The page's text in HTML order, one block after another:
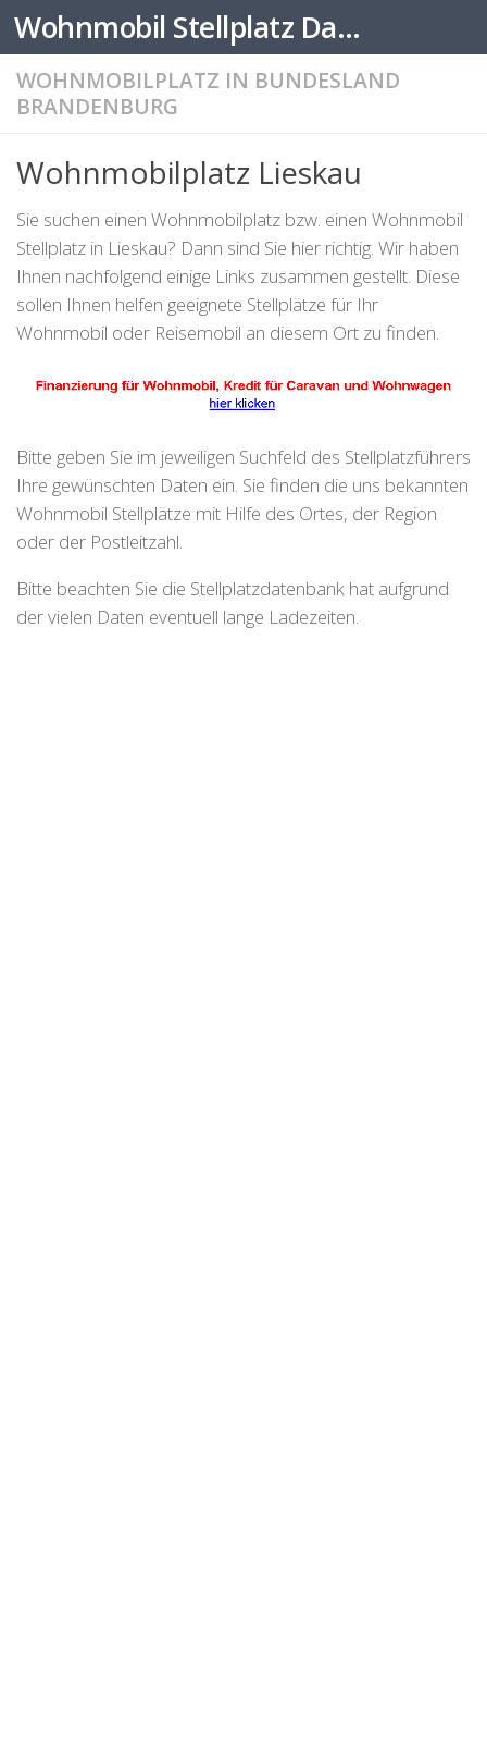
Zum Inhalt springen Wohnmobil Stellplatz Datenbank
WOHNMOBILPLATZ IN BUNDESLAND
BRANDENBURG
Wohnmobilplatz Lieskau
Sie suchen einen Wohnmobilplatz bzw. einen Wohnmobil
Stellplatz in Lieskau? Dann sind Sie hier richtig. Wir haben
Ihnen nachfolgend einige Links zusammen gestellt. Diese
sollen Ihnen helfen geeignete Stellplätze für Ihr
Wohnmobil oder Reisemobil an diesem Ort zu finden.
Bitte geben Sie im jeweiligen Suchfeld des Stellplatzführers
Ihre gewünschten Daten ein. Sie finden die uns bekannten
Wohnmobil Stellplätze mit Hilfe des Ortes, der Region
oder der Postleitzahl.
Bitte beachten Sie die Stellplatzdatenbank hat aufgrund
der vielen Daten eventuell lange Ladezeiten.